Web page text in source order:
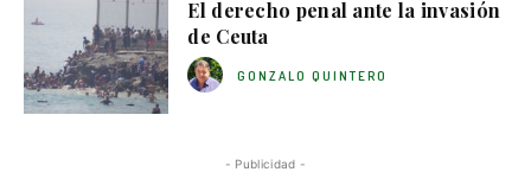
El derecho penal ante la invasión
de Ceuta
GONZALO QUINTERO
- Publicidad -